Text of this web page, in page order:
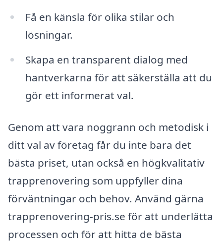
Få en känsla för olika stilar och
lösningar.
Skapa en transparent dialog med
hantverkarna för att säkerställa att du
gör ett informerat val.
Genom att vara noggrann och metodisk i
ditt val av företag får du inte bara det
bästa priset, utan också en högkvalitativ
trapprenovering som uppfyller dina
förväntningar och behov. Använd gärna
trapprenovering-pris.se för att underlätta
processen och för att hitta de bästa